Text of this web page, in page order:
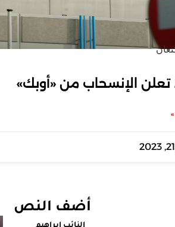
تعلن الإنسحاب من «أوبك»
أضف النص